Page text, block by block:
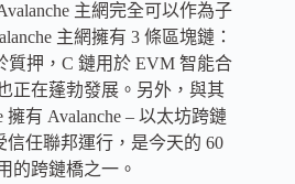
主網完全可以作為子
主網擁有 3 條區塊鏈：
質押，C 鏈用於 EVM 智能合
正在蓬勃發展。另外，與其
有 Avalanche – 以太坊跨鏈
任聯邦運行，是今天的 60
的跨鏈橋之一。